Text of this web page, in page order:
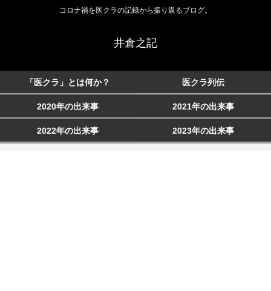
コロナ禍を医クラの記録から振り返るブログ。
井倉之記
「医クラ」とは何か？ 医クラ列伝
2020年の出来事 2021年の出来事
2022年の出来事 2023年の出来事